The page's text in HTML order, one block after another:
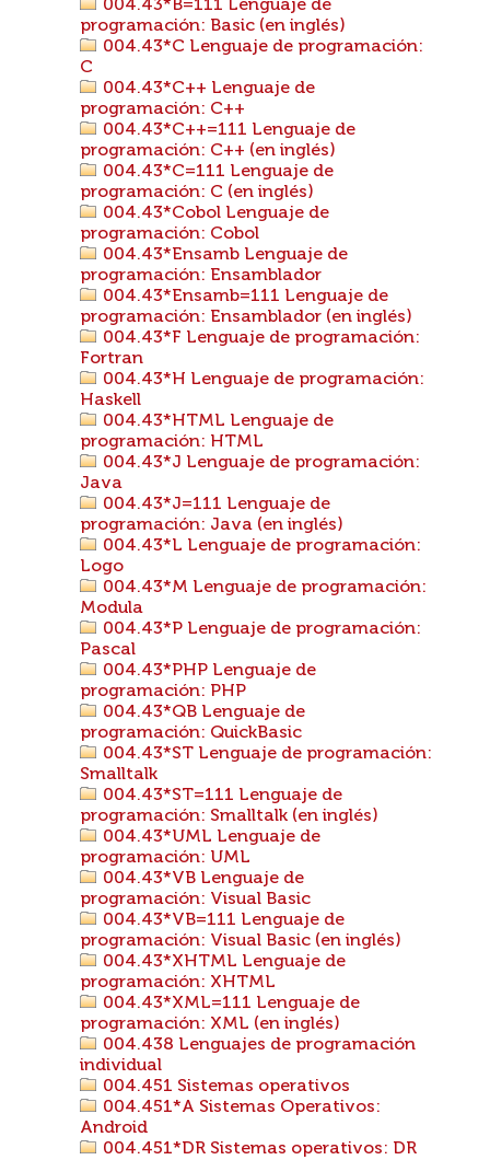
004.43*B=111 Lenguaje de
programación: Basic (en inglés)
004.43*C Lenguaje de programación:
C
004.43*C++ Lenguaje de
programación: C++
004.43*C++=111 Lenguaje de
programación: C++ (en inglés)
004.43*C=111 Lenguaje de
programación: C (en inglés)
004.43*Cobol Lenguaje de
programación: Cobol
004.43*Ensamb Lenguaje de
programación: Ensamblador
004.43*Ensamb=111 Lenguaje de
programación: Ensamblador (en inglés)
004.43*F Lenguaje de programación:
Fortran
004.43*H Lenguaje de programación:
Haskell
004.43*HTML Lenguaje de
programación: HTML
004.43*J Lenguaje de programación:
Java
004.43*J=111 Lenguaje de
programación: Java (en inglés)
004.43*L Lenguaje de programación:
Logo
004.43*M Lenguaje de programación:
Modula
004.43*P Lenguaje de programación:
Pascal
004.43*PHP Lenguaje de
programación: PHP
004.43*QB Lenguaje de
programación: QuickBasic
004.43*ST Lenguaje de programación:
Smalltalk
004.43*ST=111 Lenguaje de
programación: Smalltalk (en inglés)
004.43*UML Lenguaje de
programación: UML
004.43*VB Lenguaje de
programación: Visual Basic
004.43*VB=111 Lenguaje de
programación: Visual Basic (en inglés)
004.43*XHTML Lenguaje de
programación: XHTML
004.43*XML=111 Lenguaje de
programación: XML (en inglés)
004.438 Lenguajes de programación
individual
004.451 Sistemas operativos
004.451*A Sistemas Operativos:
Android
004.451*DR Sistemas operativos: DR